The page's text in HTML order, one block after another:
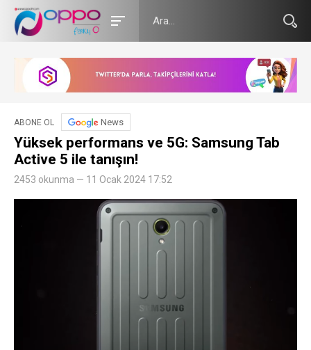
ABONE OL News
Yüksek performans ve 5G: Samsung Tab
Active 5 ile tanışın!
2453 okunma — 11 Ocak 2024 17:52